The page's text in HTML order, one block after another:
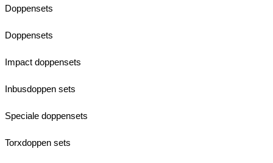
Doppensets
Doppensets
Impact doppensets
Inbusdoppen sets
Speciale doppensets
Torxdoppen sets